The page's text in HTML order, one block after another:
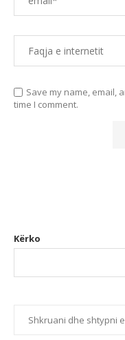
Save my name, email,
time I comment.
Kërko